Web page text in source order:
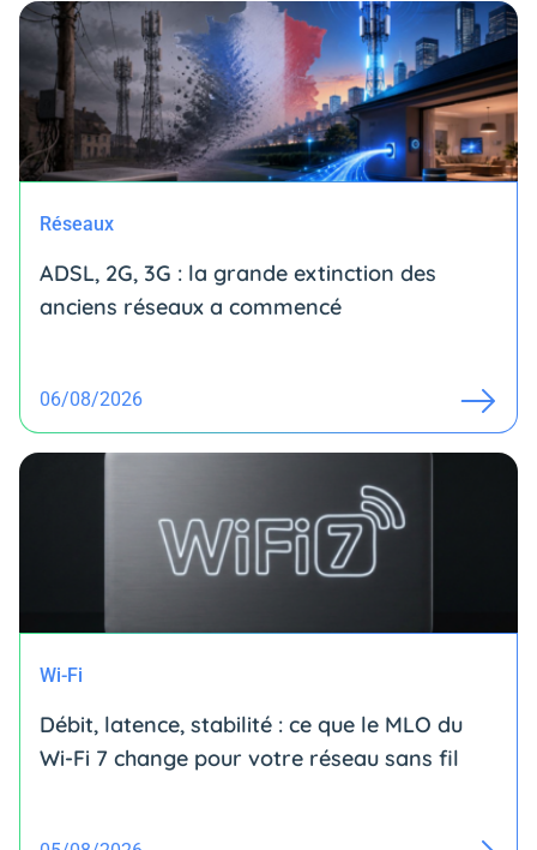
Réseaux
ADSL, 2G, 3G : la grande extinction des
anciens réseaux a commencé
06/08/2026
Wi-Fi
Débit, latence, stabilité : ce que le MLO du
Wi-Fi 7 change pour votre réseau sans fil